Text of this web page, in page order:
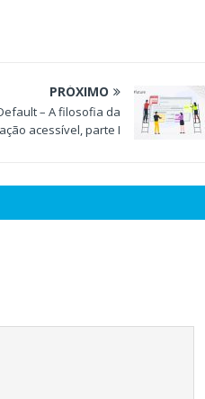
PRÓXIMO
– A filosofia da
acessível, parte I